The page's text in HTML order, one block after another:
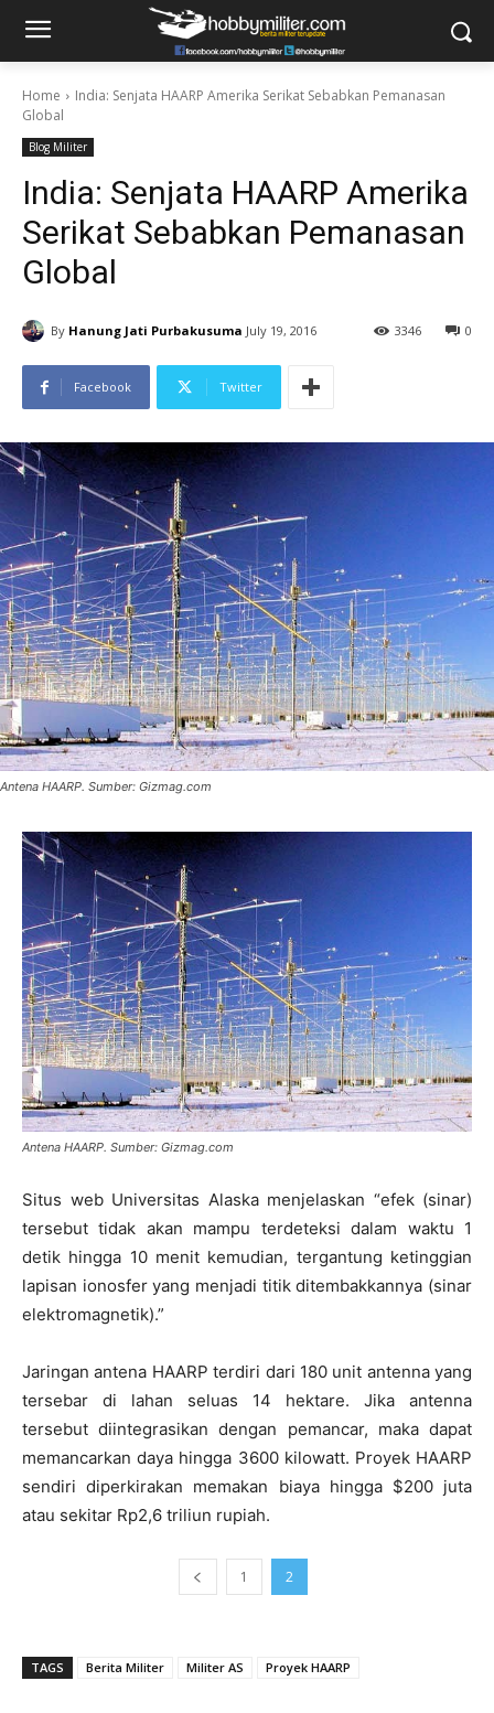
Home
India: Senjata HAARP Amerika Serikat Sebabkan Pemanasan
Global
Blog Militer
India: Senjata HAARP Amerika
Serikat Sebabkan Pemanasan
Global
By Hanung Jati Purbakusuma July 19, 2016 0
3346
Facebook Twitter
Antena HAARP. Sumber: Gizmag.com
Antena HAARP. Sumber: Gizmag.com
Situs web Universitas Alaska menjelaskan “efek (sinar)
tersebut tidak akan mampu terdeteksi dalam waktu 1
detik hingga 10 menit kemudian, tergantung ketinggian
lapisan ionosfer yang menjadi titik ditembakkannya (sinar
elektromagnetik).”
Jaringan antena HAARP terdiri dari 180 unit antenna yang
tersebar di lahan seluas 14 hektare. Jika antenna
tersebut diintegrasikan dengan pemancar, maka dapat
memancarkan daya hingga 3600 kilowatt. Proyek HAARP
sendiri diperkirakan memakan biaya hingga $200 juta
atau sekitar Rp2,6 triliun rupiah.
1 2
TAGS Berita Militer Militer AS Proyek HAARP